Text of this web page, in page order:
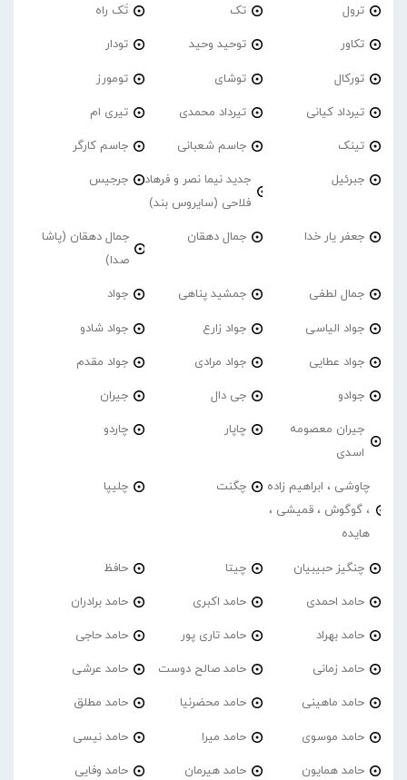
ترول تک تَک راه
تکاور توحید وحید تودار
تورکال توشای تومورز
تیرداد کیانی تیرداد محمدی تیری ام
تینک جاسم شعبانی جاسم کارگر
جبرئیل
جدید نیما نصر و فرهاد
فلاحی (سایروس بند)
جرجیس
جعفر یار خدا جمال دهقان
جمال دهقان (پاشا
صدا)
جمال لطفی جمشید پناهی جواد
جواد الیاسی جواد زارع جواد شادو
جواد عطایی جواد مرادی جواد مقدم
جوادو جی دال جیران
جیران معصومه
اسدی
چاپار چاردو
چاوشی ، ابراهیم زاده
، گوگوش ، قمیشی ،
هایده
چگنت چلیپا
چنگیز حبیبیان چیتا حافظ
حامد احمدی حامد اکبری حامد برادران
حامد بهراد حامد تاری پور حامد حاجی
حامد زمانی حامد صالح دوست حامد عرشی
حامد ماهینی حامد محضرنیا حامد مطلق
حامد موسوی حامد میرا حامد نیسی
حامد همایون حامد هیرمان حامد وفایی